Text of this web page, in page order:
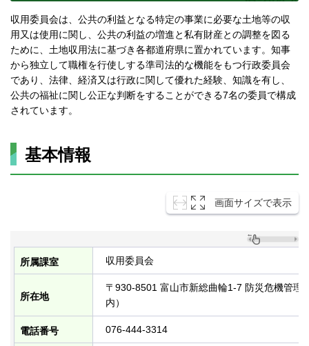
収用委員会は、公共の利益となる特定の事業に必要な土地等の収
用又は使用に関し、公共の利益の増進と私有財産との調整を図る
ために、土地収用法に基づき各都道府県に置かれています。知事
から独立して職権を行使しする準司法的な機能をもつ行政委員会
であり、法律、経済又は行政に関して優れた経験、知識を有し、
公共の福祉に関し公正な判断をすることができる7名の委員で構成
されています。
基本情報
画面サイズで表示
所属課室 収用委員会
所在地
〒930-8501 富山市新総曲輪1-7 防災危機管理
内）
電話番号 076-444-3314